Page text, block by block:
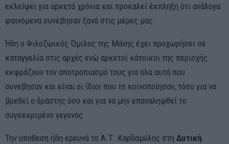
εκλείψει για αρκετά χρόνια και προκαλεί έκπληξη ότι ανάλογα
φαινόμενα συνέβησαν ξανά στις μέρες μας.
Ήδη ο Φιλοζωικός Όμιλος της Μάνης έχει προχωρήσει σε
καταγγελία στις αρχές ενώ αρκετοί κάτοικοι της περιοχής
εκφράζουν τον αποτροπιασμό τους για όλα αυτά που
συνεβησαν και είναι οι ίδιοι που το κοινοποίησαν, τόσο για να
βρεθεί ο δράστης όσο και για να μην επαναληφθεί το
συγκεκριμένο γεγονός.
Την υπόθεση ήδη ερευνά το Α.Τ. Καρδαμύλης στη Δυτική